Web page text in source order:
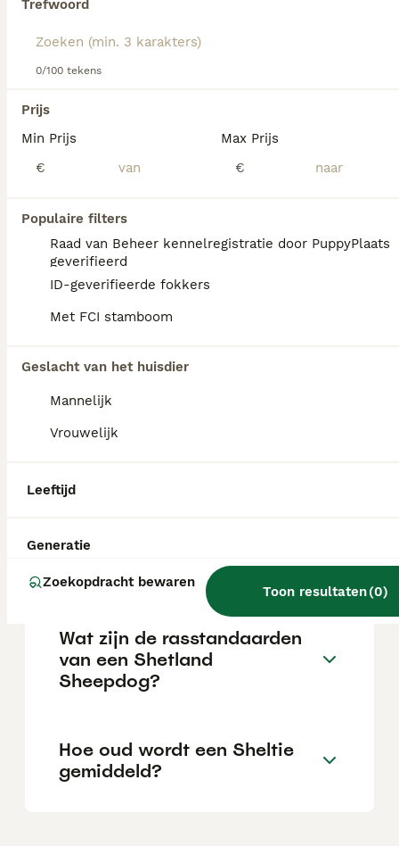
Trefwoord
0/100 tekens
Prijs
Min Prijs
€
Max Prijs
€
Populaire filters
Raad van Beheer kennelregistratie door PuppyPlaats
geverifieerd
ID-geverifieerde fokkers
Met FCI stamboom
Geslacht van het huisdier
Mannelijk
Vrouwelijk
Leeftijd
Generatie
Zoekopdracht bewaren
Toon resultaten(0)
informatie over dit hondenras.
We hebben 0 Shetland Sheepdog (Sheltie)
Als je toekomstige resultaten wil zien voor deze
exacte zoekopdracht, sla dan je zoekopdracht op en
vind jouw perfecte hond:
Zoekopdracht bewaren
FAQ's
Hoe duur zijn Shelties?
Sheepdog Sheltie pup in Nederland ligt rond
van factoren zoals de stamboom, de
Is een Sheltie een collie?
Kan een Sheltie goed alleen
Wat zijn de rasstandaarden
van een Shetland
Sheepdog?
Hoe oud wordt een Sheltie
gemiddeld?